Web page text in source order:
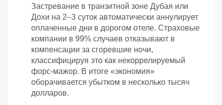
Застревание в транзитной зоне Дубая или
Дохи на 2–3 суток автоматически аннулирует
оплаченные дни в дорогом отеле. Страховые
компании в 99% случаев отказывают в
компенсации за сгоревшие ночи,
классифицируя это как некоррелируемый
форс-мажор. В итоге «экономия»
оборачивается убытком в несколько тысяч
долларов.